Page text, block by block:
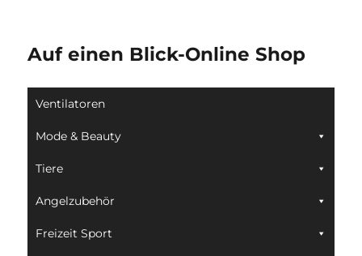
Auf einen Blick-Online Shop
Ventilatoren
Mode & Beauty
Tiere
Angelzubehör
Freizeit Sport